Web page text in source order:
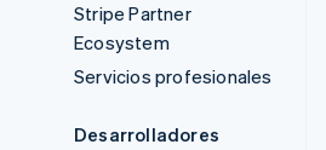
Stripe Partner
Ecosystem
Servicios profesionales
Desarrolladores